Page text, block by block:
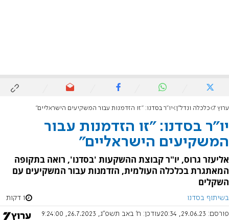
ערוץ 7 כלכלה ונדל"ן יו"ר בסדנו: "זו הזדמנות עבור המשקיעים הישראליים"
יו"ר בסדנו: "זו הזדמנות עבור
המשקיעים הישראליים"
אליעזר גרוס, יו"ר קבוצת ההשקעות 'בסדנו', רואה בתקופה
המאתגרת בכלכלה העולמית, הזדמנות עבור המשקיעים עם
השקלים
בשיתוף בסדנו 1 דקות
פורסם: 29.06.23, 20:34 עודכן: ח' באב תשפ"ג, 26.7.2023, 9:24:00